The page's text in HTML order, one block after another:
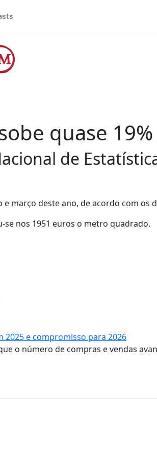
quase
de
março deste ano, de acordo com os
se nos 1951 euros o metro quadrado.
2025 e compromisso para 2026
o número de compras e vendas